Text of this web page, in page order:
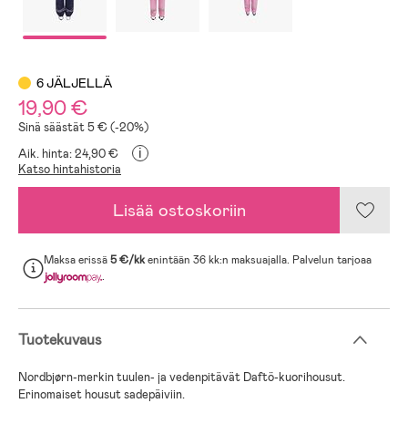
6 JÄLJELLÄ
19,90 €
Sinä säästät 5 € (-20%)
Aik. hinta: 24,90 €
i
Katso hintahistoria
Lisää ostoskoriin
Maksa erissä5 €/kkenintään 36 kk:n maksuajalla. Palvelun tarjoaa
.
Tuotekuvaus
Nordbjørn-merkin tuulen- ja vedenpitävät Daftö-kuorihousut.
Erinomaiset housut sadepäiviin.